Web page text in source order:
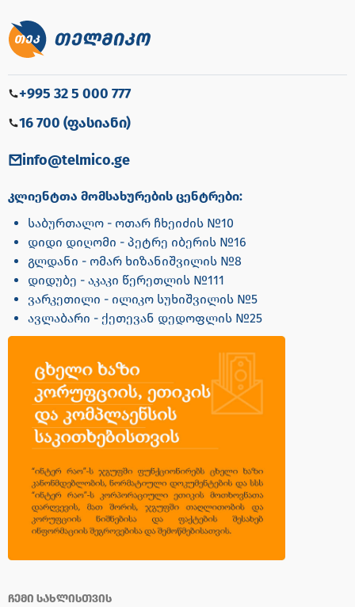
+995 32 5 000 777
16 700 (ფასიანი)
info@telmico.ge
კლიენტთა მომსახურების ცენტრები:
საბურთალო - ოთარ ჩხეიძის №10
დიდი დიღომი - პეტრე იბერის №16
გლდანი - ომარ ხიზანიშვილის №8
დიდუბე - აკაკი წერეთლის №111
ვარკეთილი - ილიკო სუხიშვილის №5
ავლაბარი - ქეთევან დედოფლის №25
ᲩᲔᲛᲘ ᲡᲐᲮᲚᲘᲡᲗᲕᲘᲡ